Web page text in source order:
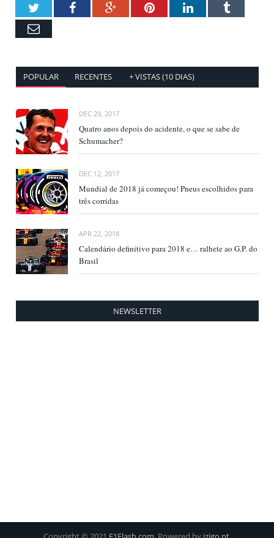
TwitterFacebookGoogle+PinterestLinkedInTumblr
Email
POPULAR RECENTES + VISTAS (10 DIAS)
DEC 29, 2017
Quatro anos depois do acidente, o que se sabe de
Schumacher?
DEC 12, 2017
Mundial de 2018 já começou! Pneus escolhidos para
três corridas
APR 22, 2018
Calendário definitivo para 2018 e… ralhete ao G.P. do
Brasil
NEWSLETTER